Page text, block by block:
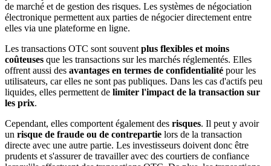
de marché et de gestion des risques. Les systèmes de négociation
électronique permettent aux parties de négocier directement entre
elles via une plateforme en ligne.
Les transactions OTC sont souventplus flexibles et moins
coûteuses que les transactions sur les marchés réglementés. Elles
offrent aussi des avantages en termes de confidentialité pour les
utilisateurs, car elles ne sont pas publiques. Dans les cas d'actifs peu
liquides, elles permettent de limiter l'impact de la transaction sur
les prix.
Cependant, elles comportent également des risques. Il peut y avoir
un risque de fraude ou de contrepartie lors de la transaction
directe avec une autre partie. Les investisseurs doivent donc être
prudents et s'assurer de travailler avec des courtiers de confiance